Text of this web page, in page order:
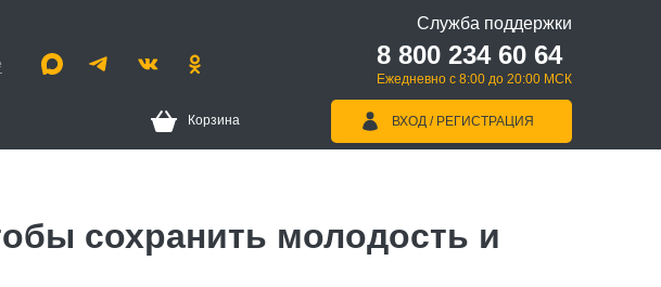
Служба поддержки
8 800 234 60 64
Ежедневно с 8:00 до 20:00 МСК
Корзина ВХОД / РЕГИСТРАЦИЯ
сохранить молодость и